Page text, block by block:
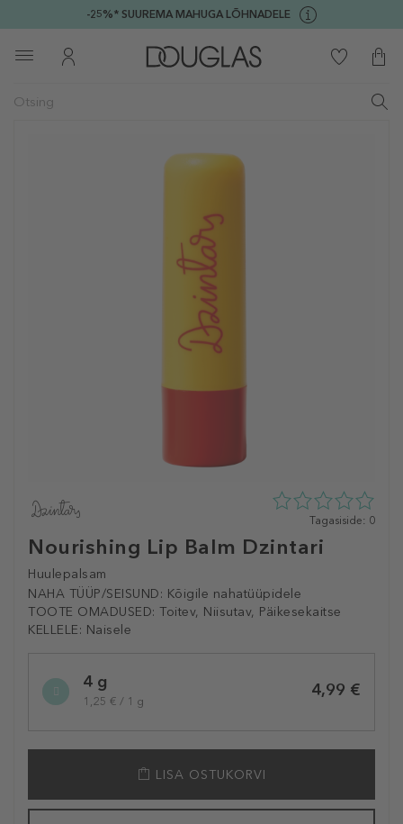
-25%* SUUREMA MAHUGA LÕHNADELE
Nourishing Lip Balm Dzintari
Huulepalsam
NAHA TÜÜP/SEISUND: Kõigile nahatüüpidele
TOOTE OMADUSED: Toitev, Niisutav, Päikesekaitse
KELLELE: Naisele
0
5st
Tagasiside: 0
variation4 g
1,25 € / 1 g
4,99 €
LISA OSTUKORVI